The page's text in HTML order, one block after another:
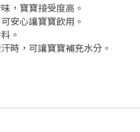
，寶寶接受度高。
安心讓寶寶飲用。
。
時，可讓寶寶補充水分。